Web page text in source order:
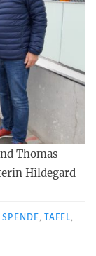
Thomas
Hildegard
SPENDE,TAFEL,